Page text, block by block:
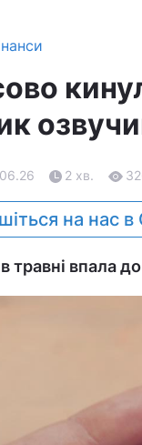
2 хв.
на нас в
травні впала